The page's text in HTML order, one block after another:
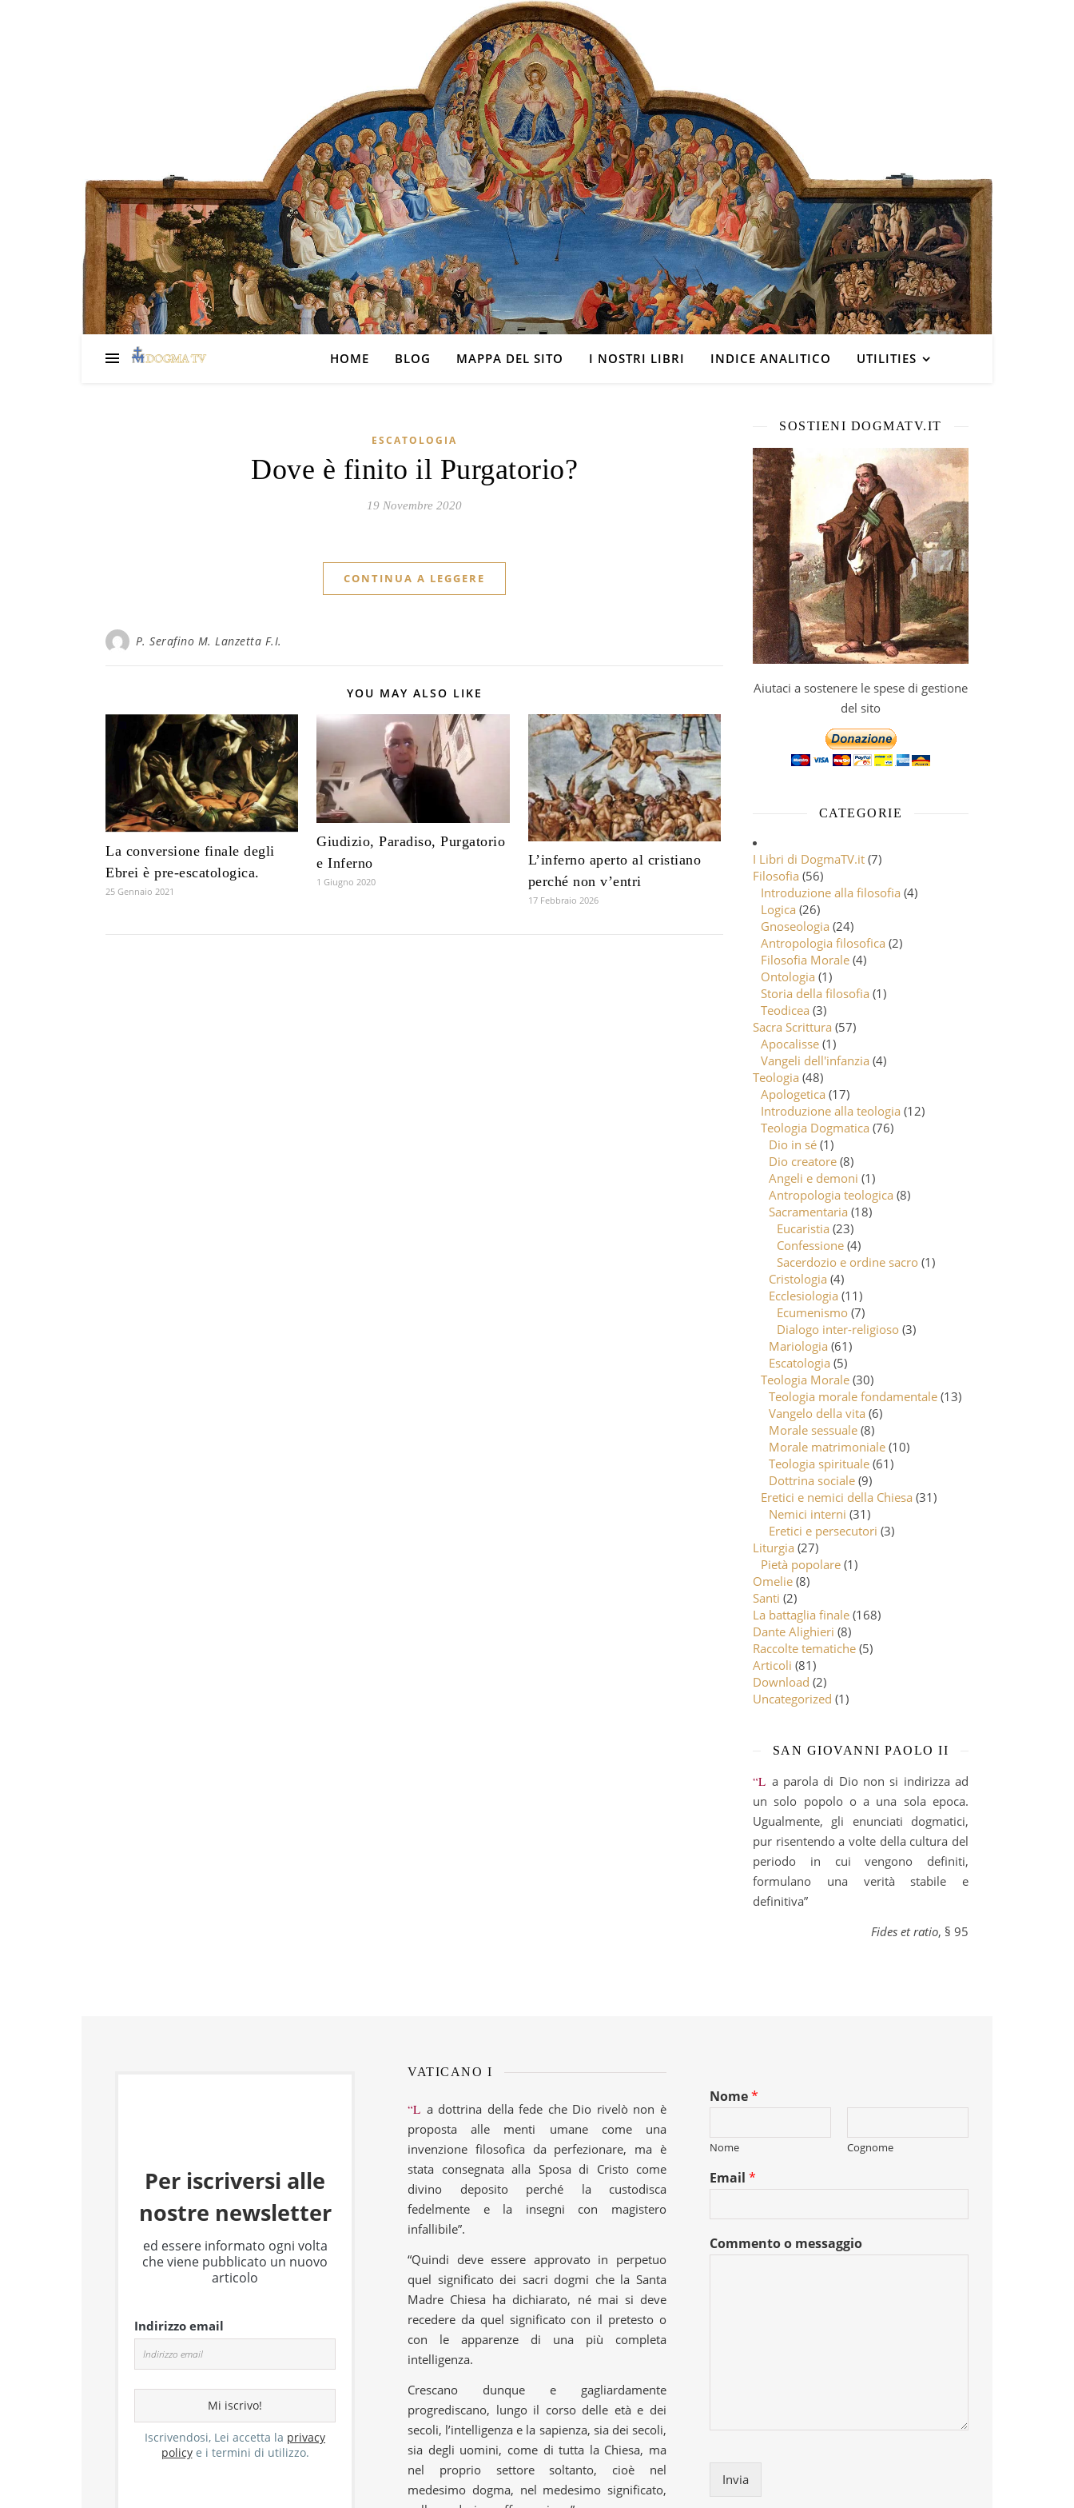
HOME BLOG MAPPA DEL SITO I NOSTRI LIBRI INDICE ANALITICO UTILITIES
ESCATOLOGIA
Dove è finito il Purgatorio?
19 Novembre 2020
CONTINUA A LEGGERE
P. Serafino M. Lanzetta F.I.
YOU MAY ALSO LIKE
La conversione finale degli
Ebrei è pre-escatologica.
25 Gennaio 2021
Giudizio, Paradiso, Purgatorio
e Inferno
1 Giugno 2020
L’inferno aperto al cristiano
perché non v’entri
17 Febbraio 2026
SOSTIENI DOGMATV.IT
Aiutaci a sostenere le spese di gestione
del sito
CATEGORIE
I Libri di DogmaTV.it (7)
Filosofia (56)
Introduzione alla filosofia (4)
Logica (26)
Gnoseologia (24)
Antropologia filosofica (2)
Filosofia Morale (4)
Ontologia (1)
Storia della filosofia (1)
Teodicea (3)
Sacra Scrittura (57)
Apocalisse (1)
Vangeli dell'infanzia (4)
Teologia (48)
Apologetica (17)
Introduzione alla teologia (12)
Teologia Dogmatica (76)
Dio in sé (1)
Dio creatore (8)
Angeli e demoni (1)
Antropologia teologica (8)
Sacramentaria (18)
Eucaristia (23)
Confessione (4)
Sacerdozio e ordine sacro (1)
Cristologia (4)
Ecclesiologia (11)
Ecumenismo (7)
Dialogo inter-religioso (3)
Mariologia (61)
Escatologia (5)
Teologia Morale (30)
Teologia morale fondamentale (13)
Vangelo della vita (6)
Morale sessuale (8)
Morale matrimoniale (10)
Teologia spirituale (61)
Dottrina sociale (9)
Eretici e nemici della Chiesa (31)
Nemici interni (31)
Eretici e persecutori (3)
Liturgia (27)
Pietà popolare (1)
Omelie (8)
Santi (2)
La battaglia finale (168)
Dante Alighieri (8)
Raccolte tematiche (5)
Articoli (81)
Download (2)
Uncategorized (1)
SAN GIOVANNI PAOLO II
“La parola di Dio non si indirizza ad
un solo popolo o a una sola epoca.
Ugualmente, gli enunciati dogmatici,
pur risentendo a volte della cultura del
periodo in cui vengono definiti,
formulano una verità stabile e
definitiva”
Fides et ratio, § 95
Per iscriversi alle
nostre newsletter
ed essere informato ogni volta
che viene pubblicato un nuovo
articolo
Indirizzo email
Iscrivendosi, Lei accetta la privacy
policye i termini di utilizzo.
VATICANO I
“La dottrina della fede che Dio rivelò non è
proposta alle menti umane come una
invenzione filosofica da perfezionare, ma è
stata consegnata alla Sposa di Cristo come
divino deposito perché la custodisca
fedelmente e la insegni con magistero
infallibile”.
“Quindi deve essere approvato in perpetuo
quel significato dei sacri dogmi che la Santa
Madre Chiesa ha dichiarato, né mai si deve
recedere da quel significato con il pretesto o
con le apparenze di una più completa
intelligenza.
Crescano dunque e gagliardamente
progrediscano, lungo il corso delle età e dei
secoli, l’intelligenza e la sapienza, sia dei secoli,
sia degli uomini, come di tutta la Chiesa, ma
nel proprio settore soltanto, cioè nel
medesimo dogma, nel medesimo significato,
Nome*
Nome Cognome
Email *
Commento o messaggio
Invia